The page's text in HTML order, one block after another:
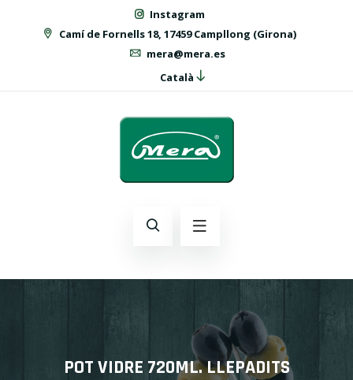
Instagram
Camí de Fornells 18, 17459 Campllong (Girona)
mera@mera.es
Català
POT VIDRE 720ML. LLEPADITS